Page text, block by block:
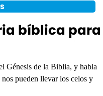
bíblica para
Génesis de la Biblia, y habla
nos pueden llevar los celos y